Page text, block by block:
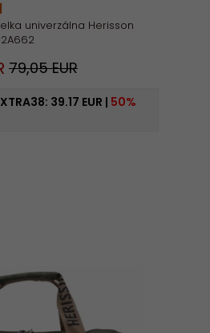
univerzálna Herisson
79,05 EUR
39.17 EUR | 50%